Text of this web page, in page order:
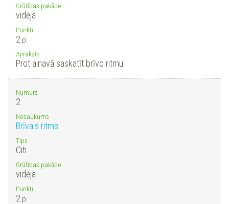
Grūtības pakāpe
vidēja
Punkti
2 p.
Apraksts
Prot ainavā saskatīt brīvo ritmu.
Numurs
2.
Nosaukums
Brīvais ritms
Tips
Citi
Grūtības pakāpe
vidēja
Punkti
2 p.